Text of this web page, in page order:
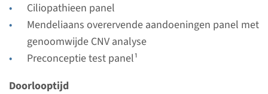
Ciliopathieen panel
Mendeliaans overervende aandoeningen panel met
genoomwijde CNV analyse
Preconceptie test panel¹
Doorlooptijd
Radboudumc
Bekijk
Toevoegen